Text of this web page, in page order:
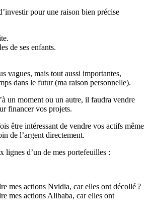
pour une raison bien précise
de ses enfants.
vagues, mais tout aussi importantes,
dans le futur (ma raison personnelle).
un moment ou un autre, il faudra vendre
financer vos projets.
être intéressant de vendre vos actifs même
de l’argent directement.
lignes d’un de mes portefeuilles :
mes actions Nvidia, car elles ont décollé ?
mes actions Alibaba, car elles ont